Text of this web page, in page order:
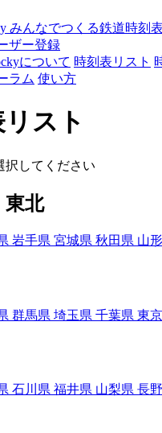
みんなでつくる鉄道時刻表
ザー登録
について 時刻表リスト
ラム 使い方
スト
択してください
東北
岩手県 宮城県 秋田県 山
群馬県 埼玉県 千葉県 東
石川県 福井県 山梨県 長